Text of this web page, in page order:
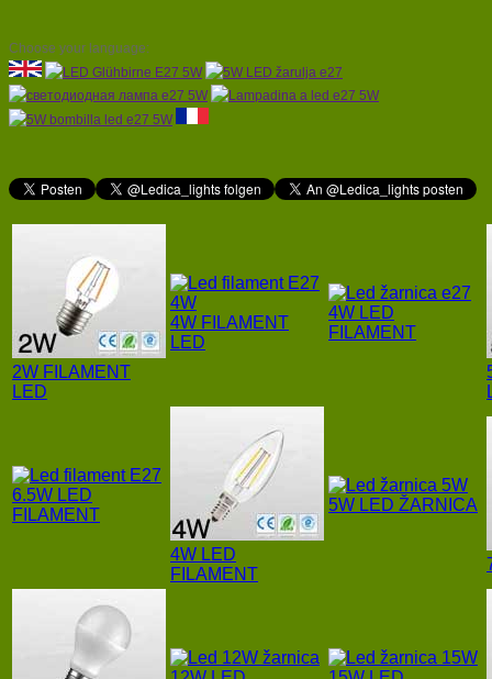
Choose your language:
2W FILAMENT
LED
4W FILAMENT
LED
4W LED
FILAMENT
6.5W LED
FILAMENT
4W LED
FILAMENT
5W LED ŽARNICA